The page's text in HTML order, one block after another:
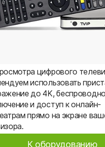
цифрового
использовать
до 4K,
и доступ к онлайн-
прямо на экране
К оборудованию